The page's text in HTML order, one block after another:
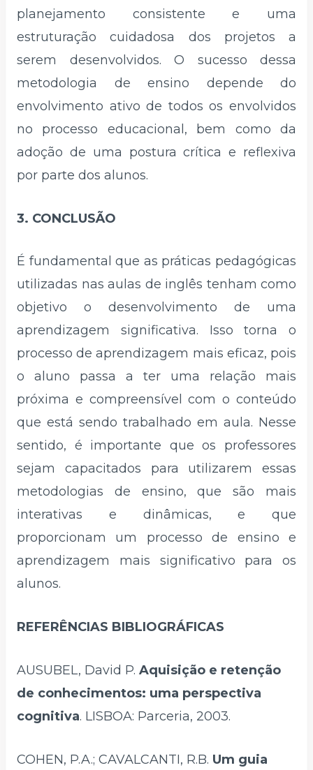
planejamento consistente e uma
estruturação cuidadosa dos projetos a
serem desenvolvidos. O sucesso dessa
metodologia de ensino depende do
envolvimento ativo de todos os envolvidos
no processo educacional, bem como da
adoção de uma postura crítica e reflexiva
por parte dos alunos.
3. CONCLUSÃO
É fundamental que as práticas pedagógicas
utilizadas nas aulas de inglês tenham como
objetivo o desenvolvimento de uma
aprendizagem significativa. Isso torna o
processo de aprendizagem mais eficaz, pois
o aluno passa a ter uma relação mais
próxima e compreensível com o conteúdo
que está sendo trabalhado em aula. Nesse
sentido, é importante que os professores
sejam capacitados para utilizarem essas
metodologias de ensino, que são mais
interativas e dinâmicas, e que
proporcionam um processo de ensino e
aprendizagem mais significativo para os
alunos.
REFERÊNCIAS BIBLIOGRÁFICAS
AUSUBEL, David P. Aquisição e retenção
de conhecimentos: uma perspectiva
cognitiva. LISBOA: Parceria, 2003.
COHEN, P.A.; CAVALCANTI, R.B. Um guia